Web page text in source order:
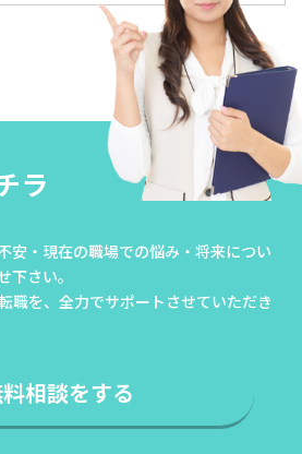
ラ
安・現在の職場での悩み・将来につい
下さい。
職を、全力でサポートさせていただき
相談をする